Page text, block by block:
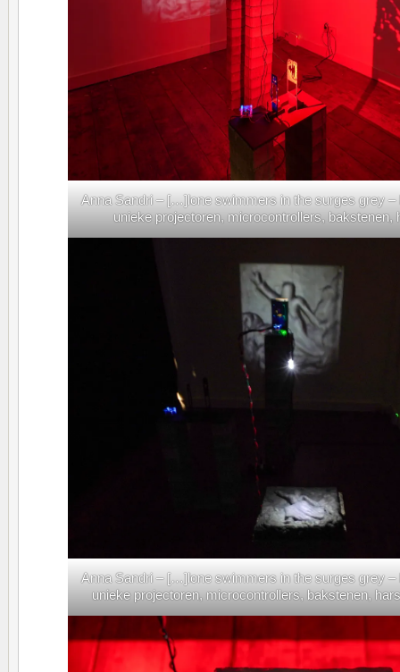
Anna Sandri – […]lone swimmers in the surges grey –
unieke projectoren, microcontrollers, bakstenen,
Anna Sandri – […]lone swimmers in the surges grey –
unieke projectoren, microcontrollers, bakstenen,